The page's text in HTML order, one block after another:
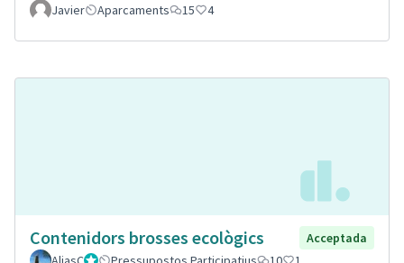
Javier
Aparcaments 15 4
Contenidors brosses ecològics
Acceptada